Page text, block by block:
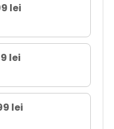
lei
lei
lei